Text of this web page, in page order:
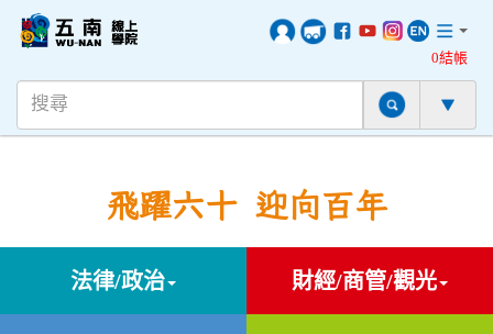
0結帳
飛躍六十 迎向百年
法律/政治 財經/商管/觀光